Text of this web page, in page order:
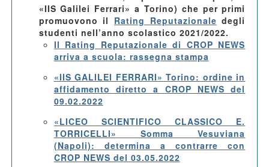
«IIS Galilei Ferrari» a Torino) che per primi
promuovono il Rating Reputazionale degli
studenti nell’anno scolastico 2021/2022.
Il Rating Reputazionale di CROP NEWS
arriva a scuola: rassegna stampa
«IIS GALILEI FERRARI» Torino: ordine in
affidamento diretto a CROP NEWS del
09.02.2022
«LICEO SCIENTIFICO CLASSICO E.
TORRICELLI» Somma Vesuviana
(Napoli): determina a contrarre con
CROP NEWS del 03.05.2022